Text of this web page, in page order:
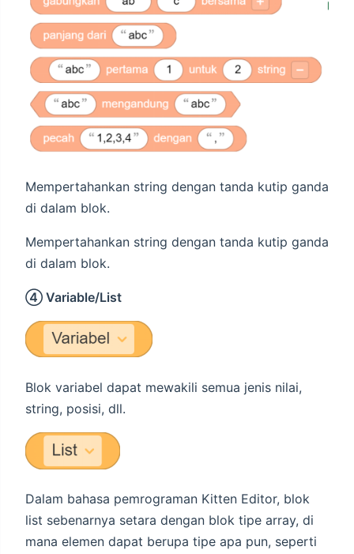
Mempertahankan string dengan tanda kutip ganda
di dalam blok.
Mempertahankan string dengan tanda kutip ganda
di dalam blok.
④ Variable/List
Blok variabel dapat mewakili semua jenis nilai,
string, posisi, dll.
Dalam bahasa pemrograman Kitten Editor, blok
list sebenarnya setara dengan blok tipe array, di
mana elemen dapat berupa tipe apa pun, seperti